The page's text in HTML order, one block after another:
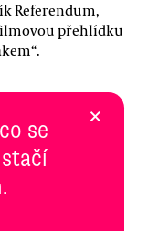
Referendum,
přehlídku
se
×